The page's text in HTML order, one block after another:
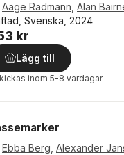
Aage Radmann Alan
Svenska, 2024
kr
Lägg till
inom 5-8 vardagar
Ebba Berg Alexander